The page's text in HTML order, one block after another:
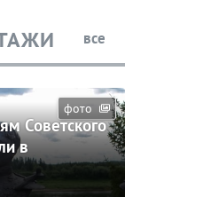
все
фото
Советского
в